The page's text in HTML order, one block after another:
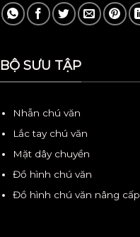
BỘ SƯU TẬP
Nhẫn chú văn
Lắc tay chú văn
Mặt dây chuyền
Đồ hình chú văn
Đồ hình chú văn nâng cấp